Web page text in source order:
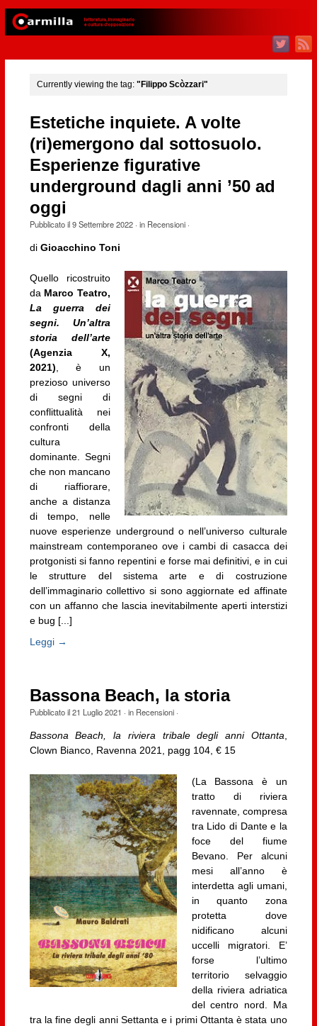
Currently viewing the tag: "Filippo Scòzzari"
Estetiche inquiete. A volte
(ri)emergono dal sottosuolo.
Esperienze figurative
underground dagli anni ’50 ad
oggi
Pubblicato il9 Settembre 2022· in Recensioni·
di Gioacchino Toni
Quello ricostruito
da Marco Teatro,
La guerra dei
segni. Un’altra
storia dell’arte
(Agenzia X,
2021), è un
prezioso universo
di segni di
conflittualità nei
confronti della
cultura
dominante. Segni
che non mancano
di riaffiorare,
anche a distanza
di tempo, nelle
nuove esperienze underground o nell’universo culturale
mainstream contemporaneo ove i cambi di casacca dei
protgonisti si fanno repentini e forse mai definitivi, e in cui
le strutture del sistema arte e di costruzione
dell’immaginario collettivo si sono aggiornate ed affinate
con un affanno che lascia inevitabilmente aperti interstizi
e bug [...]
Leggi →
Bassona Beach, la storia
Pubblicato il21 Luglio 2021 · in Recensioni·
Bassona Beach, la riviera tribale degli anni Ottanta,
Clown Bianco, Ravenna 2021, pagg 104, € 15
(La Bassona è un
tratto di riviera
ravennate, compresa
tra Lido di Dante e la
foce del fiume
Bevano. Per alcuni
mesi all’anno è
interdetta agli umani,
in quanto zona
protetta dove
nidificano alcuni
uccelli migratori. E’
forse l’ultimo
territorio selvaggio
della riviera adriatica
del centro nord. Ma
tra la fine degli anni Settanta e i primi Ottanta è stata uno